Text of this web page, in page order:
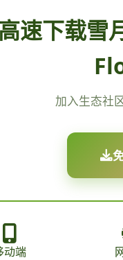
速下载
加入生态社
动端